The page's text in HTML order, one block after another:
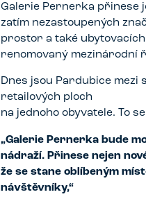
Galerie Pernerka přinese
zatím nezastoupených
prostor a také
renomovaný mezinárodní
Dnes jsou Pardubice
retailových ploch
na jednoho obyvatele. To
„Galerie Pernerka bude
nádraží. Přinese nejen
že se stane oblíbeným
návštěvníky,“